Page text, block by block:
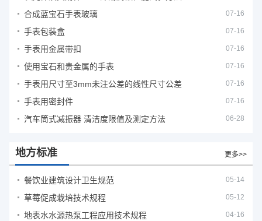
合成蓝宝石手表玻璃 07-16
手表包装盒 07-16
手表用金属带扣 07-16
使用宝石和贵金属的手表 07-16
手表用尺寸至3mm未注公差的线性尺寸公差 07-16
手表用密封件 07-16
汽车筒式减振器 清洁度限值及测定方法 06-28
地方标准 更多>>
餐饮业建筑设计卫生规范 05-14
草莓促成栽培技术规程 05-12
地表水水源热泵工程应用技术规程 04-16